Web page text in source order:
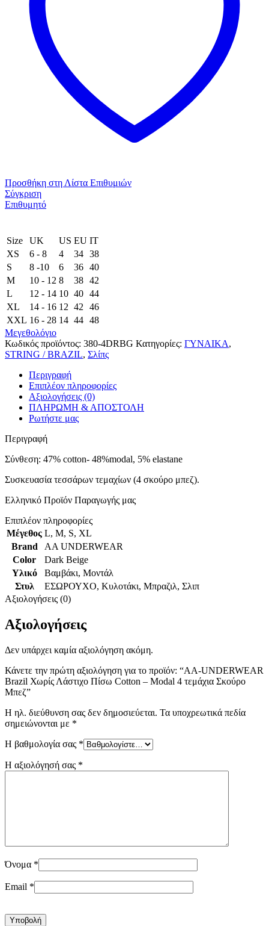
τεμάχια
Σκούρο
Μπεζ
ποσότητα
Προσθήκη στη Λίστα Επιθυμιών
Σύγκριση
Επιθυμητό
Size UK US EU ΙΤ
XS
6 - 8 4 34 38
S
8 -10 6 36 40
M
10 - 12 8 38 42
L
12 - 14 10 40 44
XL
14 - 16 12 42
46
XXL 16 - 28 14 44 48
Μεγεθολόγιο
Κωδικός προϊόντος: 380-4DRBG Κατηγορίες: ΓΥΝΑΙΚΑ,
STRING / BRAZIL, Σλίπς
Περιγραφή
Επιπλέον πληροφορίες
Αξιολογήσεις (0)
ΠΛΗΡΩΜΗ & ΑΠΟΣΤΟΛΗ
Ρωτήστε μας
Περιγραφή
Σύνθεση: 47% cotton- 48%modal, 5% elastane
Συσκευασία τεσσάρων τεμαχίων (4 σκούρο μπεζ).
Ελληνικό Προϊόν Παραγωγής μας
Επιπλέον πληροφορίες
Μέγεθος L, M, S, XL
Brand
AA UNDERWEAR
Color
Dark Beige
Υλικό
Βαμβάκι, Μοντάλ
Στυλ
ΕΣΩΡΟΥΧΟ, Κυλοτάκι, Μπραζιλ, Σλιπ
Αξιολογήσεις (0)
Αξιολογήσεις
Δεν υπάρχει καμία αξιολόγηση ακόμη.
Κάνετε την πρώτη αξιολόγηση για το προϊόν: “AA-UNDERWEAR
Brazil Χωρίς Λάστιχο Πίσω Cotton – Modal 4 τεμάχια Σκούρο
Μπεζ”
Η ηλ. διεύθυνση σας δεν δημοσιεύεται. Τα υποχρεωτικά πεδία
σημειώνονται με *
Η βαθμολογία σας *
Η αξιολόγησή σας *
Όνομα *
Email *